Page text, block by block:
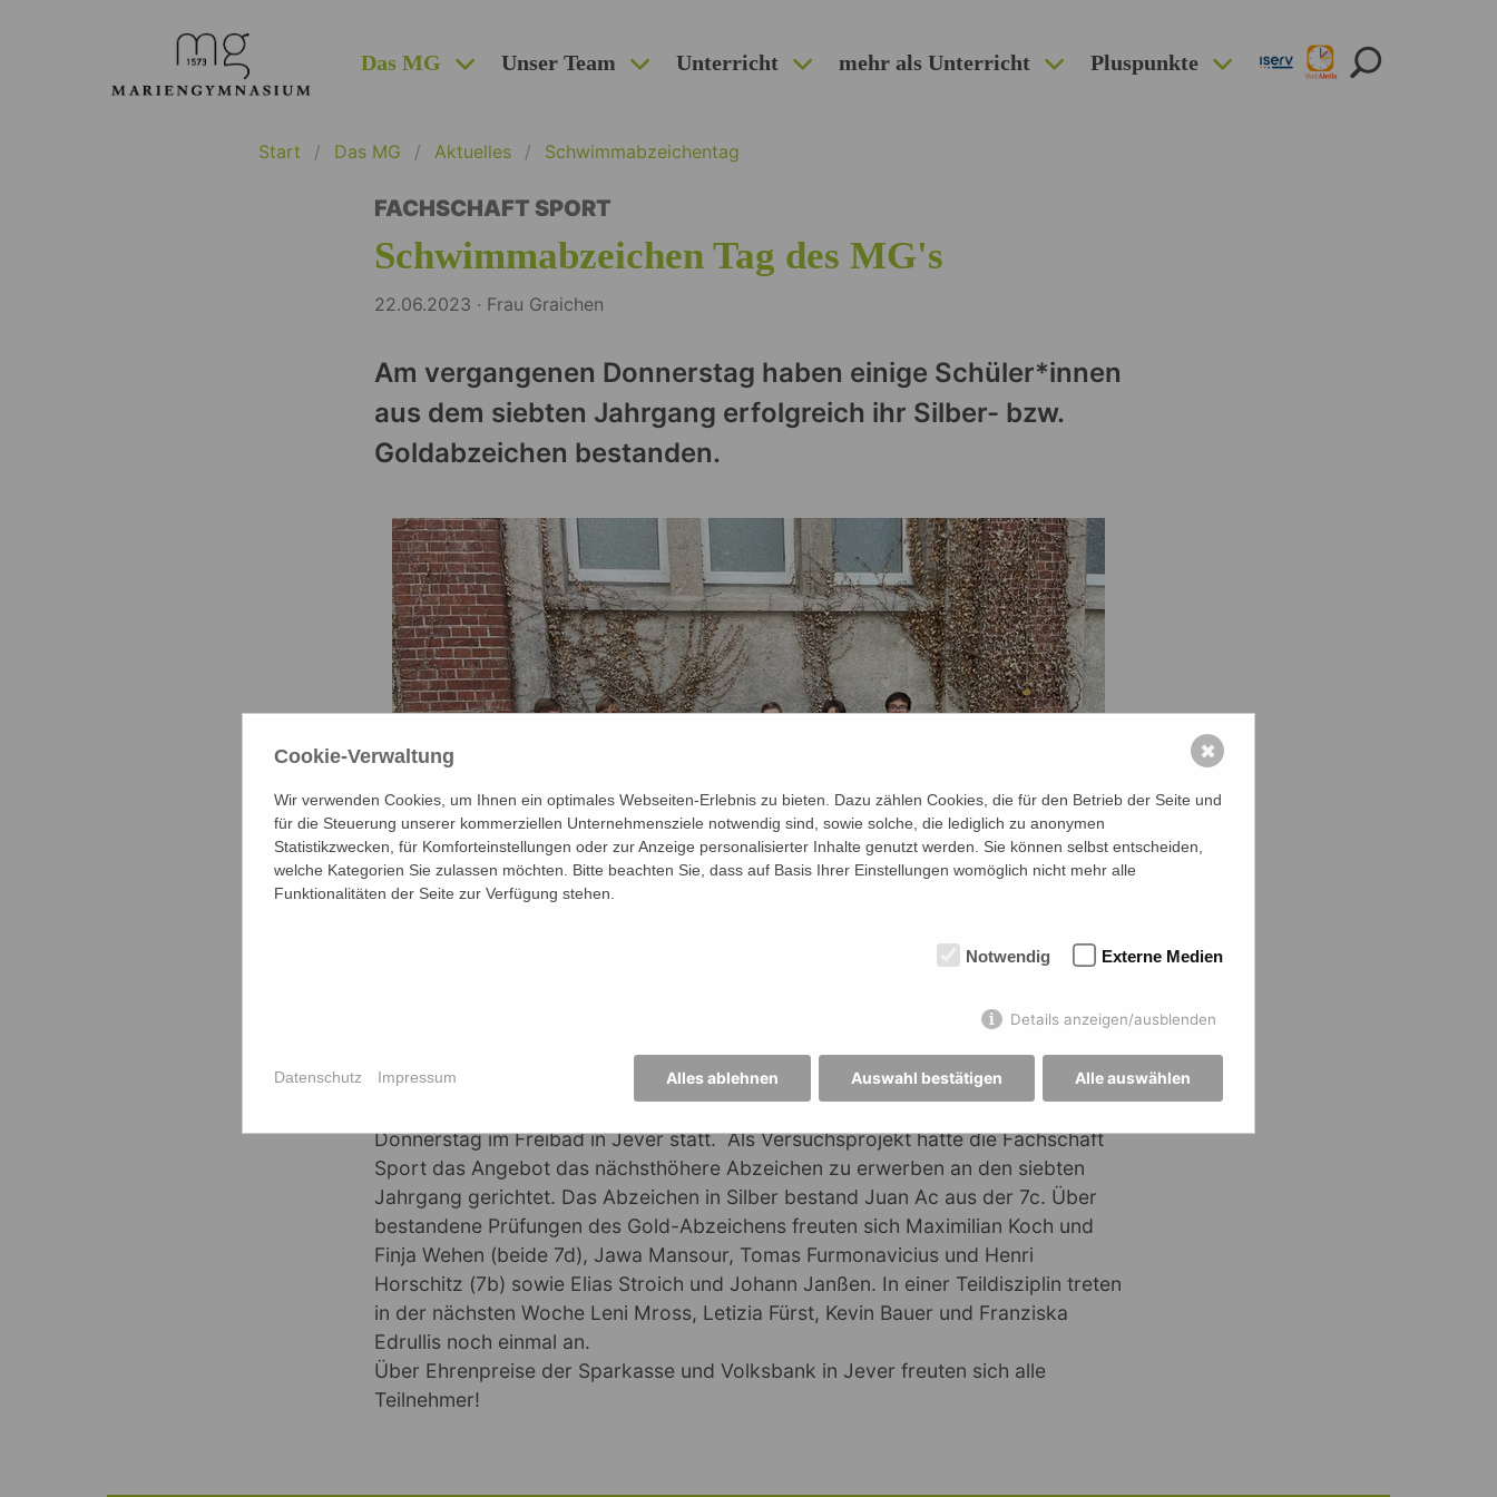
Das MG Unser Team Unterricht mehr als Unterricht Pluspunkte
Start Das MG Aktuelles Schwimmabzeichentag
FACHSCHAFT SPORT
Schwimmabzeichen Tag des MG's
22.06.2023 · Frau Graichen
Am vergangenen Donnerstag haben einige Schüler*innen
aus dem siebten Jahrgang erfolgreich ihr Silber- bzw.
Goldabzeichen bestanden.
Donnerstag im Freibad in Jever statt. Als Versuchsprojekt hatte die Fachschaft
Sport das Angebot das nächsthöhere Abzeichen zu erwerben an den siebten
Jahrgang gerichtet. Das Abzeichen in Silber bestand Juan Ac aus der 7c. Über
bestandene Prüfungen des Gold-Abzeichens freuten sich Maximilian Koch und
Finja Wehen (beide 7d), Jawa Mansour, Tomas Furmonavicius und Henri
Horschitz (7b) sowie Elias Stroich und Johann Janßen. In einer Teildisziplin treten
in der nächsten Woche Leni Mross, Letizia Fürst, Kevin Bauer und Franziska
Edrullis noch einmal an.
Über Ehrenpreise der Sparkasse und Volksbank in Jever freuten sich alle
Teilnehmer!
Cookie-Verwaltung
Wir verwenden Cookies, um Ihnen ein optimales Webseiten-Erlebnis zu bieten. Dazu zählen Cookies, die für den Betrieb der Seite und
für die Steuerung unserer kommerziellen Unternehmensziele notwendig sind, sowie solche, die lediglich zu anonymen
Statistikzwecken, für Komforteinstellungen oder zur Anzeige personalisierter Inhalte genutzt werden. Sie können selbst entscheiden,
welche Kategorien Sie zulassen möchten. Bitte beachten Sie, dass auf Basis Ihrer Einstellungen womöglich nicht mehr alle
Funktionalitäten der Seite zur Verfügung stehen.
Notwendig Externe Medien
Details anzeigen/ausblenden
Alles ablehnen Auswahl bestätigen Alle auswählen
Datenschutz Impressum
✖